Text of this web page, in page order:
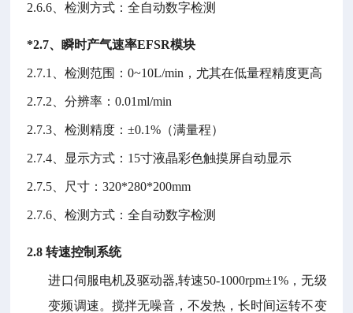
2.6.6、检测方式：全自动数字检测
*2.7、瞬时产气速率EFSR模块
2.7.1、检测范围：0~10L/min ，尤其在低量程精度更高
2.7.2 、分辨率：0.01ml/min
2.7.3 、检测精度：±0.1% （满量程）
2.7.4 、显示方式： 15寸液晶彩色触摸屏自动显示
2.7.5 、尺寸：320*280*200mm
2.7.6 、检测方式：全自动数字检测
2.8转速控制系统
进口伺服电机及驱动器,转速50-1000rpm±1% ，无级
变频调速。搅拌无噪音，不发热，长时间运转不变